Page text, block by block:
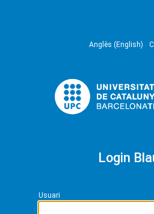
Anglès (English)
Login
Usuari